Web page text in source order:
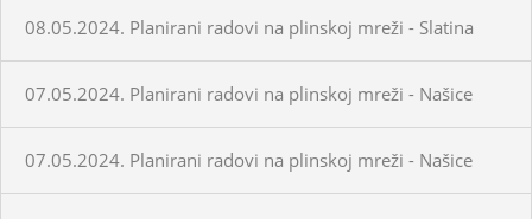
08.05.2024. Planirani radovi na plinskoj mreži - Slatina
07.05.2024. Planirani radovi na plinskoj mreži - Našice
07.05.2024. Planirani radovi na plinskoj mreži - Našice